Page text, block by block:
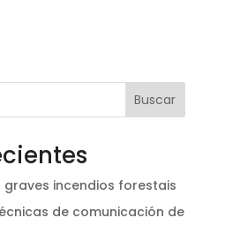
Buscar
incendios forestais
de comunicación de